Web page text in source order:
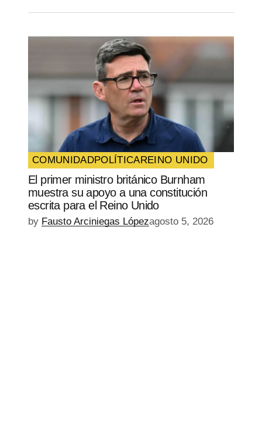
COMUNIDADPOLÍTICAREINO UNIDO
El primer ministro británico Burnham
muestra su apoyo a una constitución
escrita para el Reino Unido
by Fausto Arciniegas Lópezagosto 5, 2026